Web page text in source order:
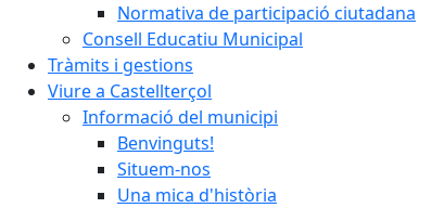
Normativa de participació ciutadana
Consell Educatiu Municipal
Tràmits i gestions
Viure a Castellterçol
Informació del municipi
Benvinguts!
Situem-nos
Una mica d'història